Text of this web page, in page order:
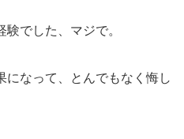
でした、マジで。
になって、とんでもなく悔し